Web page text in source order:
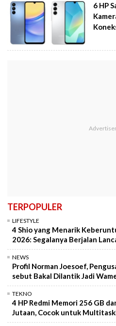
6 HP
TERPOPULER
LIFESTYLE
4 Shio yang Menarik
2026: Segalanya Berjalan
NEWS
Profil Norman Joesoef,
sebut Bakal Dilantik Jadi
TEKNO
4 HP Redmi Memori 256 GB
Jutaan, Cocok untuk